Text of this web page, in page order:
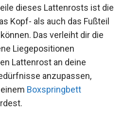
dieses Lattenrosts ist die
Kopf- als auch das Fußteil
Das verleiht dir die
Liegepositionen
Lattenrost an deine
anzupassen,
Boxspringbett